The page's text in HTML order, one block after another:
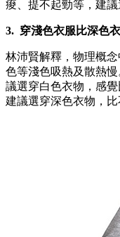
痠、提不起勁等，建議
3. 穿淺色衣服比深色
林沛賢解釋，物理概
色等淺色吸熱及散熱
議選穿白色衣物，感
建議選穿深色衣物，比